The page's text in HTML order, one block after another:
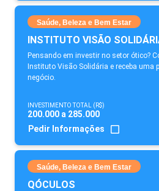
Saúde, Beleza e Bem Estar
INSTITUTO VISÃO
Pensando em investir no setor ótico?
Instituto Visão Solidária e receba uma
negócio.
INVESTIMENTO TOTAL (R$)
200.000 a 285.000
Pedir Informações
Saúde, Beleza e Bem Estar
QÓCULOS